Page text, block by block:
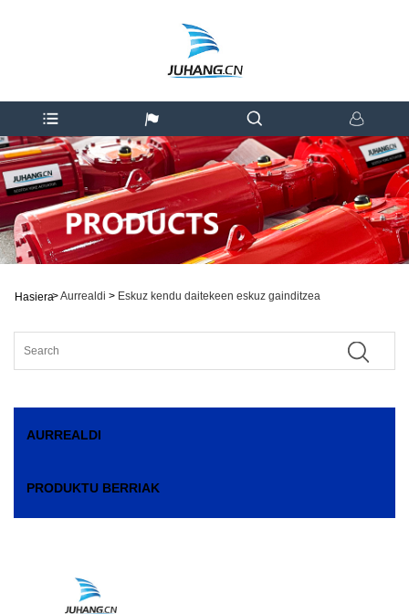
Hasiera>Aurrealdi > Eskuz kendu daitekeen eskuz gainditzea
AURREALDI
PRODUKTU BERRIAK